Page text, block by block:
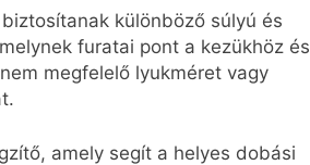
különböző súlyú és
furatai pont a kezükhöz és
megfelelő lyukméret vagy
amely segít a helyes dobási